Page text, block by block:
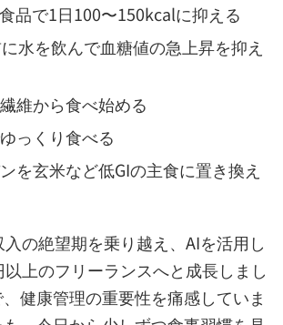
品で1日100〜150kcalに抑える
水を飲んで血糖値の急上昇を抑え
維から食べ始める
っくり食べる
を玄米など低GIの主食に置き換え
の絶望期を乗り越え、AIを活用し
上のフリーランスへと成長しまし
健康管理の重要性を痛感していま